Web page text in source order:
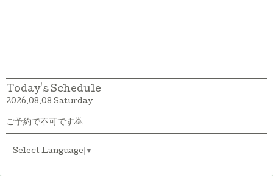
Today's Schedule
2026.08.08 Saturday
ご予約で不可です🙇
Select Language ▼